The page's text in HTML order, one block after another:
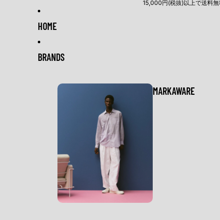
15,000円(税抜)以上で送料無
HOME
BRANDS
MARKAWARE